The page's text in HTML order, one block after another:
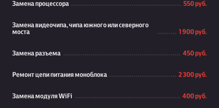
Замена процессора 550 руб.
Замена видеочипа, чипа южного или северного
моста
1 900 руб.
Замена разъема 450 руб.
Ремонт цепи питания моноблока 2 300 руб.
Замена модуля WiFi 400 руб.